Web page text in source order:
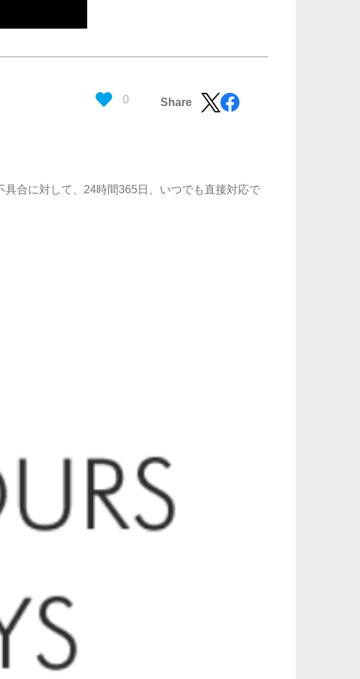
0 Share
合に対して、24時間365日、いつでも直接対応で